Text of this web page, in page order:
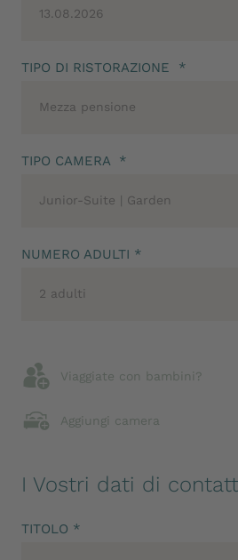
13.08.2026
TIPO DI RISTORAZIONE *
Mezza pensione
TIPO CAMERA *
Junior-Suite | Garden
NUMERO ADULTI *
2 adulti
Viaggiate con bambini?
Aggiungi camera
I Vostri dati di
TITOLO *